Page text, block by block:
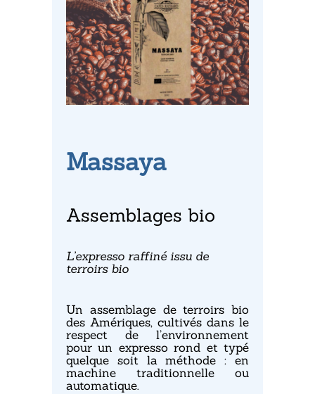
Massaya
Assemblages bio
L’expresso raffiné issu de
terroirs bio
Un assemblage de terroirs bio
des Amériques, cultivés dans le
respect de l’environnement
pour un expresso rond et typé
quelque soit la méthode : en
machine traditionnelle ou
automatique.